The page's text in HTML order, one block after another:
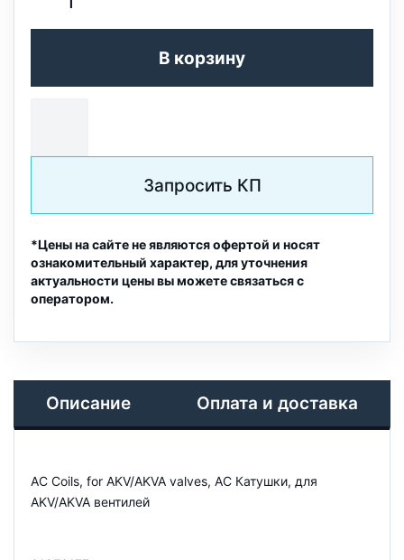
В корзину
Запросить КП
*Цены на сайте не являются офертой и носят
ознакомительный характер, для уточнения
актуальности цены вы можете связаться с
оператором.
Описание Оплата и доставка
AC Coils, for AKV/AKVA valves, AC Катушки, для
AKV/AKVA вентилей